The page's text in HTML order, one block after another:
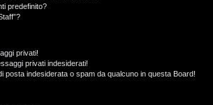
predefinito?
privati!
privati indesiderati!
posta indesiderata o spam da qualcuno in questa Board!